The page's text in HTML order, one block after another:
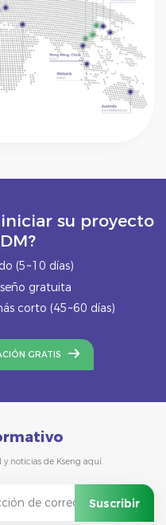
su proyecto
(5~10 días)
gratuita
corto (45~60 días)
GRATIS
noticias de Kseng aquí.